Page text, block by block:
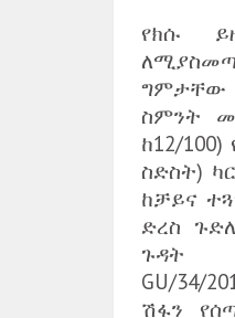
የክሱ
ግምታቸው
ስምንት
ከ12/
ስድስት)
ከቻይና
ድረስ
ጉዳት
GU/34/
ሽፋን